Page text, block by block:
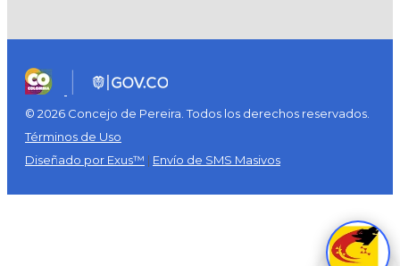
© 2026 Concejo de Pereira. Todos los derechos reservados.
Términos de Uso
Diseñado por Exus™ | Envío de SMS Masivos